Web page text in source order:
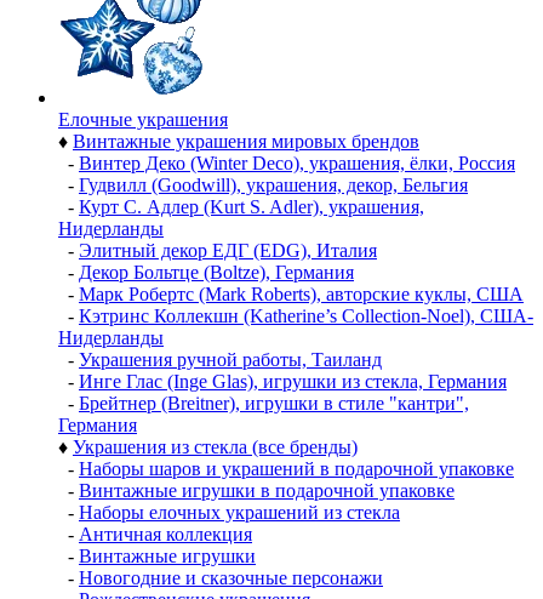
Елочные украшения
♦ Винтажные украшения мировых брендов
- Винтер Деко (Winter Deco), украшения, ёлки, Россия
- Гудвилл (Goodwill), украшения, декор, Бельгия
- Курт С. Адлер (Kurt S. Adler), украшения,
Нидерланды
- Элитный декор ЕДГ (EDG), Италия
- Декор Больтце (Boltze), Германия
- Марк Робертс (Mark Roberts), авторские куклы, США
- Кэтринс Коллекшн (Katherine’s Collection-Noel), США-
Нидерланды
- Украшения ручной работы, Таиланд
- Инге Глас (Inge Glas), игрушки из стекла, Германия
- Брейтнер (Breitner), игрушки в стиле "кантри",
Германия
♦ Украшения из стекла (все бренды)
- Наборы шаров и украшений в подарочной упаковке
- Винтажные игрушки в подарочной упаковке
- Наборы елочных украшений из стекла
- Античная коллекция
- Винтажные игрушки
- Новогодние и сказочные персонажи